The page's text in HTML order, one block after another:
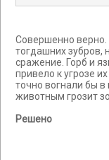
Совершенно
тогдашних зубров,
сражение. Горб и
привело к угрозе
точно вогнали бы в
животным грозит
Решено